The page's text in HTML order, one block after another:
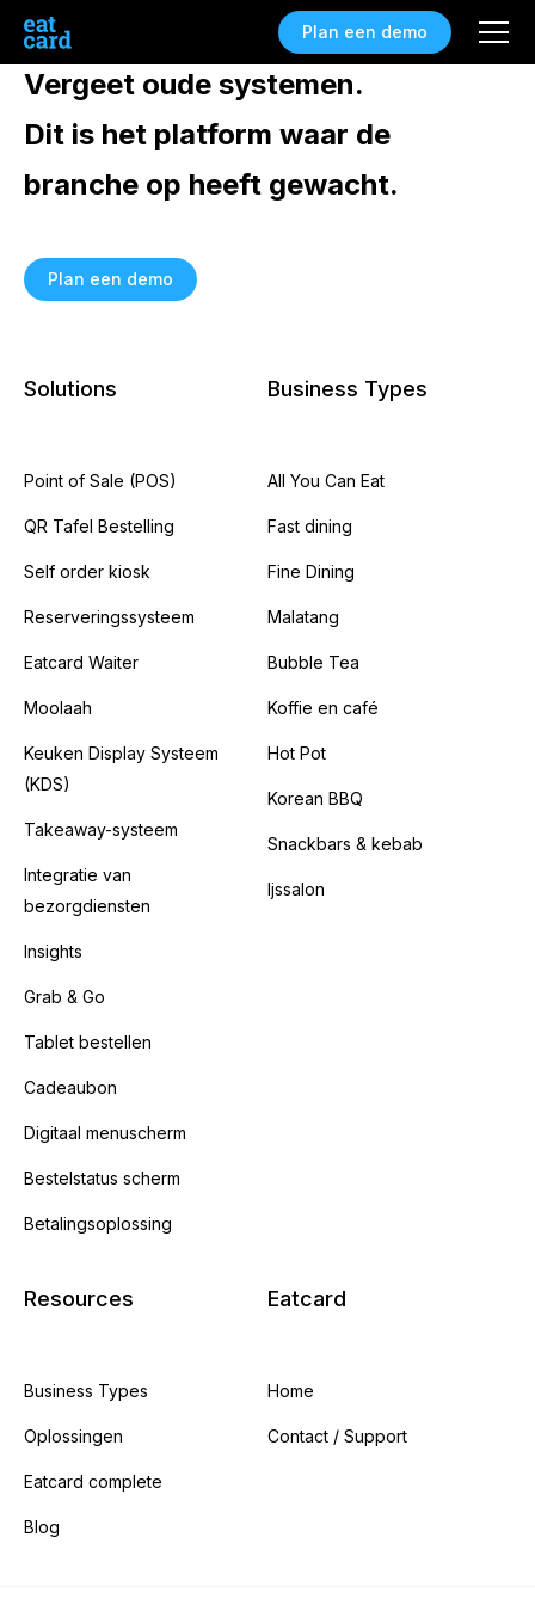
Plan een demo
Vergeet oude systemen.
Dit is het platform waar de
branche op heeft gewacht.
Plan een demo
Solutions
Point of Sale (POS)
QR Tafel Bestelling
Self order kiosk
Reserveringssysteem
Eatcard Waiter
Moolaah
Keuken Display Systeem
(KDS)
Takeaway-systeem
Integratie van
bezorgdiensten
Insights
Grab & Go
Tablet bestellen
Cadeaubon
Digitaal menuscherm
Bestelstatus scherm
Betalingsoplossing
Business Types
All You Can Eat
Fast dining
Fine Dining
Malatang
Bubble Tea
Koffie en café
Hot Pot
Korean BBQ
Snackbars & kebab
Ijssalon
Resources
Business Types
Oplossingen
Eatcard complete
Blog
Eatcard
Home
Contact / Support